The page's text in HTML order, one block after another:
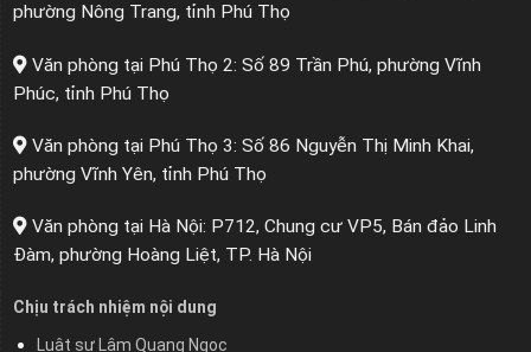
phường Nông Trang, tỉnh Phú Thọ
Văn phòng tại Phú Thọ 2: Số 89 Trần Phú, phường Vĩnh
Phúc, tỉnh Phú Thọ
Văn phòng tại Phú Thọ 3: Số 86 Nguyễn Thị Minh Khai,
phường Vĩnh Yên, tỉnh Phú Thọ
Văn phòng tại Hà Nội: P712, Chung cư VP5, Bán đảo Linh
Đàm, phường Hoàng Liệt, TP. Hà Nội
Chịu trách nhiệm nội dung
Luật sư Lâm Quang Ngọc